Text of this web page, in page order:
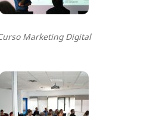
Marketing Digital